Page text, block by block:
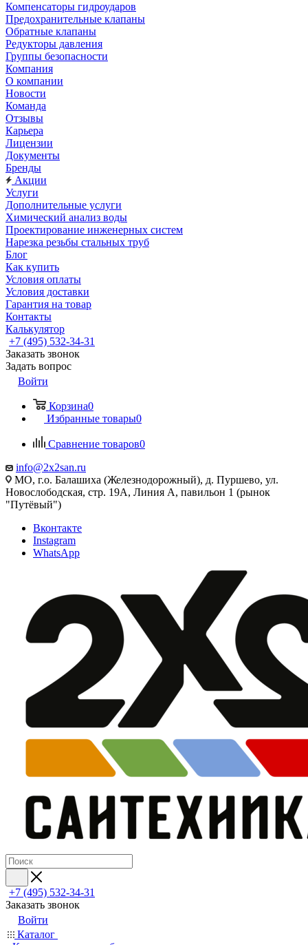
Компенсаторы гидроударов
Предохранительные клапаны
Обратные клапаны
Редукторы давления
Группы безопасности
Компания
О компании
Новости
Команда
Отзывы
Карьера
Лицензии
Документы
Бренды
Акции
Услуги
Дополнительные услуги
Химический анализ воды
Проектирование инженерных систем
Нарезка резьбы стальных труб
Блог
Как купить
Условия оплаты
Условия доставки
Гарантия на товар
Контакты
Калькулятор
+7 (495) 532‑34‑31
Заказать звонок
Задать вопрос
Войти
Корзина0
Избранные товары0
Сравнение товаров0
info@2x2san.ru
МО, г.о. Балашиха (Железнодорожный), д. Пуршево, ул.
Новослободская, стр. 19А, Линия А, павильон 1 (рынок
"Путёвый")
Вконтакте
Instagram
WhatsApp
+7 (495) 532‑34‑31
Заказать звонок
Войти
Каталог